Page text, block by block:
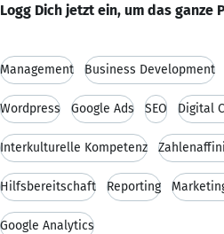
Logg Dich jetzt ein, um das ganze
Management Business Development
Wordpress Google Ads SEO Digital
Interkulturelle Kompetenz
Hilfsbereitschaft Reporting
Google Analytics